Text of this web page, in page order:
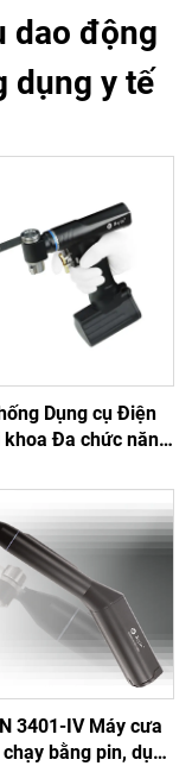
dao động
dụng y tế
Dụng cụ Điện
khoa Đa chức năng
tích hợp Tất cả
một, Máy vặn vít
trong Phẫu thuật
thương & Khớp
3401-IV Máy cưa
bằng pin, dụng